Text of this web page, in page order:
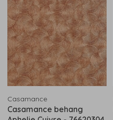
Casamance
Casamance behang